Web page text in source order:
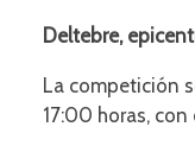
Deltebre,
La competición
17:00 horas,